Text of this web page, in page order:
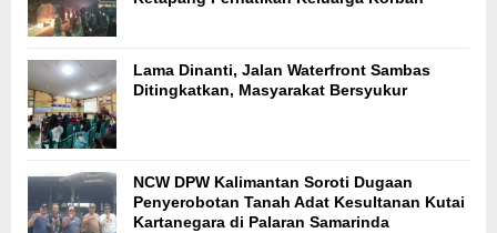
Lama Dinanti, Jalan Waterfront Sambas
Ditingkatkan, Masyarakat Bersyukur
NCW DPW Kalimantan Soroti Dugaan
Penyerobotan Tanah Adat Kesultanan Kutai
Kartanegara di Palaran Samarinda